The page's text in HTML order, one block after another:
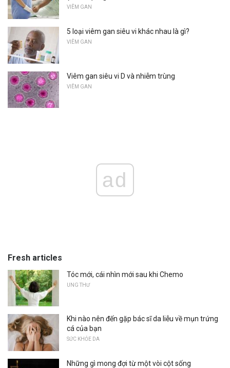
VIÊM GAN
5 loại viêm gan siêu vi khác nhau là gì?
VIÊM GAN
Viêm gan siêu vi D và nhiễm trùng
VIÊM GAN
ad
Fresh articles
Tóc mới, cái nhìn mới sau khi Chemo
UNG THƯ
Khi nào nên đến gặp bác sĩ da liễu về mụn trứng
cá của bạn
SỨC KHỎE DA
Những gì mong đợi từ một vòi cột sống